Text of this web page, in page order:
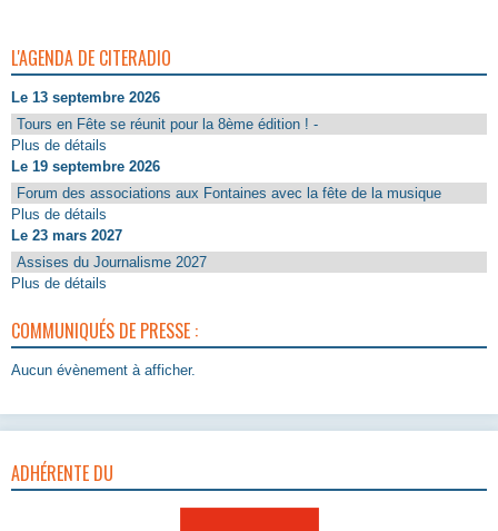
L'AGENDA DE CITERADIO
Le 13 septembre 2026
Tours en Fête se réunit pour la 8ème édition ! -
Plus de détails
Le 19 septembre 2026
Forum des associations aux Fontaines avec la fête de la musique
Plus de détails
Le 23 mars 2027
Assises du Journalisme 2027
Plus de détails
COMMUNIQUÉS DE PRESSE :
Aucun évènement à afficher.
ADHÉRENTE DU